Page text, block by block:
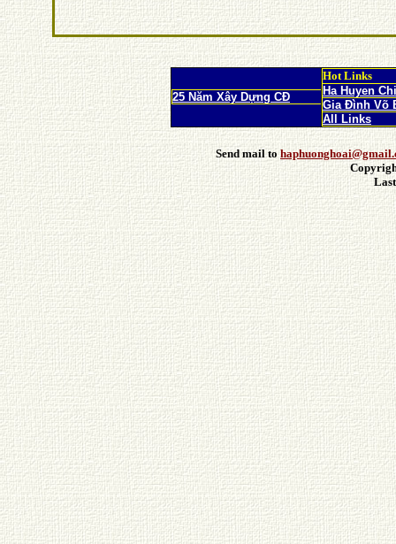
25 Năm Xây Dựng CĐ
Hot Links
Ha Huyen Chi
Gia Đình Võ
All Links
Send mail to